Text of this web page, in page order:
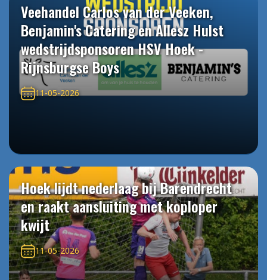
Veehandel Carlos van der Veeken,
Benjamin's Catering en Allesz Hulst
wedstrijdsponsoren HSV Hoek -
Rijnsburgse Boys
11-05-2026
Hoek lijdt nederlaag bij Barendrecht
en raakt aansluiting met koploper
kwijt
11-05-2026